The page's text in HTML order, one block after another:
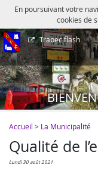
En poursuivant votre
cookies de
Trabec flash
Accueil > La Municipalité
Qualité de
lundi 30 août 2021